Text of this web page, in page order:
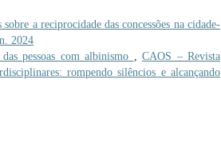
a reciprocidade das concessões na cidade-
2024
pessoas com albinismo , CAOS – Revista
rompendo silêncios e alcançando